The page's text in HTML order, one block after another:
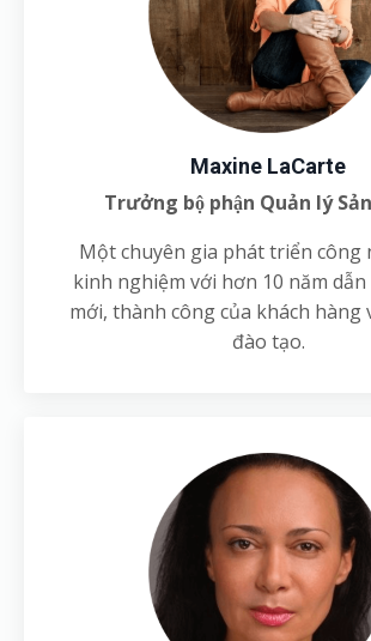
Maxine LaCarte
Trưởng bộ phận Quản lý
Một chuyên gia phát triển công
kinh nghiệm với hơn 10 năm
mới, thành công của khách hàng
đào tạo.